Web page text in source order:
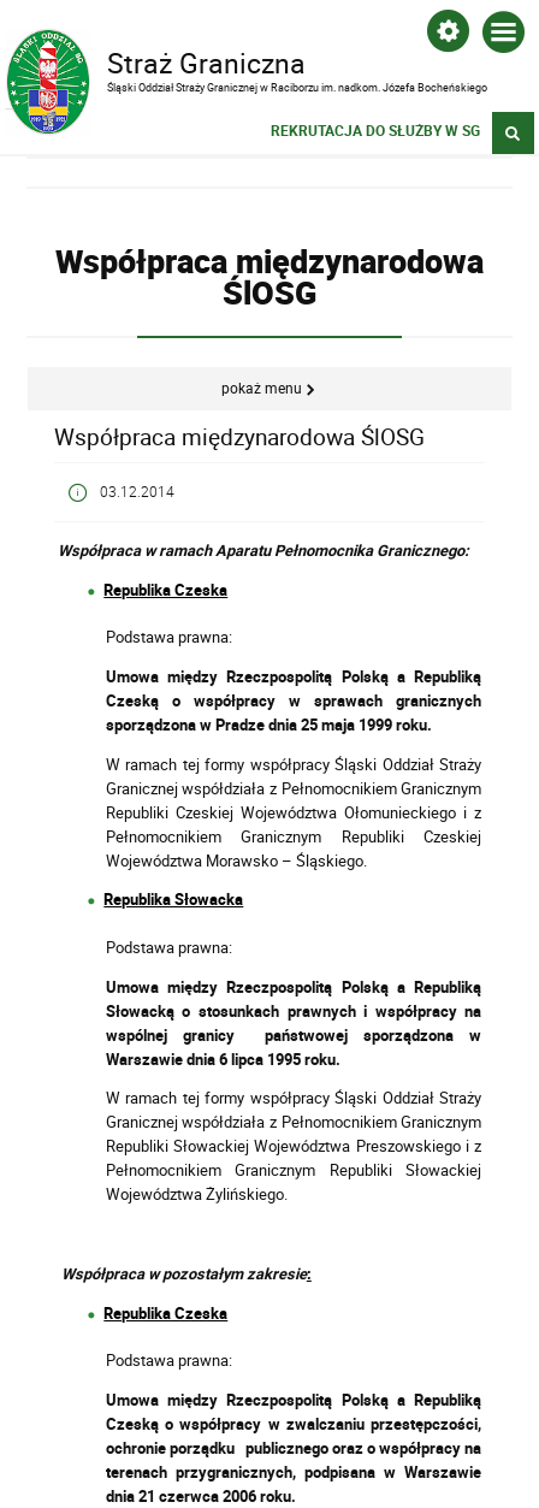
Straż Graniczna
Śląski Oddział Straży Granicznej w Raciborzu im. nadkom. Józefa Bocheńskiego
REKRUTACJA DO SŁUŻBY W SG
Współpraca międzynarodowa
ŚlOSG
pokaż menu
Współpraca międzynarodowa ŚlOSG
03.12.2014
Współpraca w ramach Aparatu Pełnomocnika Granicznego:
Republika Czeska
Podstawa prawna:
Umowa między Rzeczpospolitą Polską a Republiką
Czeską o współpracy w sprawach granicznych
sporządzona w Pradze dnia 25 maja 1999 roku.
W ramach tej formy współpracy Śląski Oddział Straży
Granicznej współdziała z Pełnomocnikiem Granicznym
Republiki Czeskiej Województwa Ołomunieckiego i z
Pełnomocnikiem Granicznym Republiki Czeskiej
Województwa Morawsko – Śląskiego.
Republika Słowacka
Podstawa prawna:
Umowa między Rzeczpospolitą Polską a Republiką
Słowacką o stosunkach prawnych i współpracy na
wspólnej granicy państwowej sporządzona w
Warszawie dnia 6 lipca 1995 roku.
W ramach tej formy współpracy Śląski Oddział Straży
Granicznej współdziała z Pełnomocnikiem Granicznym
Republiki Słowackiej Województwa Preszowskiego i z
Pełnomocnikiem Granicznym Republiki Słowackiej
Województwa Żylińskiego.
Współpraca w pozostałym zakresie:
Republika Czeska
Podstawa prawna:
Umowa między Rzeczpospolitą Polską a Republiką
Czeską o współpracy w zwalczaniu przestępczości,
ochronie porządku publicznego oraz o współpracy na
terenach przygranicznych, podpisana w Warszawie
dnia 21 czerwca 2006 roku.